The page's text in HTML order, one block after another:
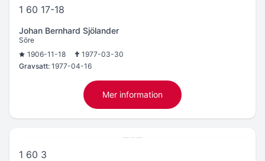
1 60 17-18
Johan Bernhard Sjölander
Söre
1906-11-18
1977-03-30
Gravsatt: 1977-04-16
Mer information
1 60 3